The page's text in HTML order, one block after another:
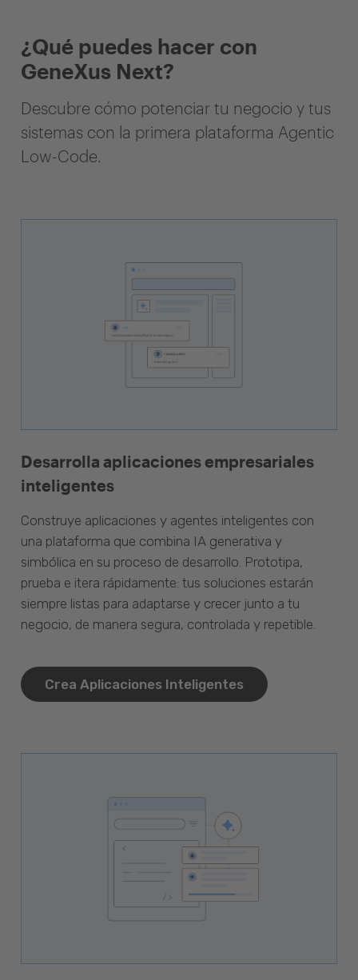
¿Qué puedes hacer con
GeneXus Next?
Descubre cómo potenciar tu negocio y tus
sistemas con la primera plataforma Agentic
Low-Code.
Desarrolla aplicaciones empresariales
inteligentes
Construye aplicaciones y agentes inteligentes con
una plataforma que combina IA generativa y
simbólica en su proceso de desarrollo. Prototipa,
prueba e itera rápidamente: tus soluciones estarán
siempre listas para adaptarse y crecer junto a tu
negocio, de manera segura, controlada y repetible.
Crea Aplicaciones Inteligentes